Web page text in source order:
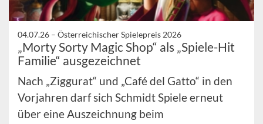
04.07.26 – Österreichischer Spielepreis 2026
„Morty Sorty Magic Shop“ als „Spiele-Hit
Familie“ ausgezeichnet
Nach „Ziggurat“ und „Café del Gatto“ in den
Vorjahren darf sich Schmidt Spiele erneut
über eine Auszeichnung beim